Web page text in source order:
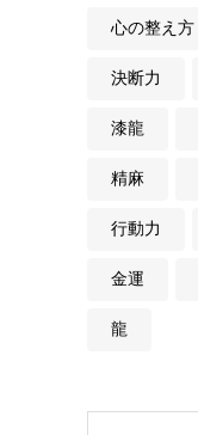
心の整え方
決断力
漆龍
精麻
行動力
金運
龍